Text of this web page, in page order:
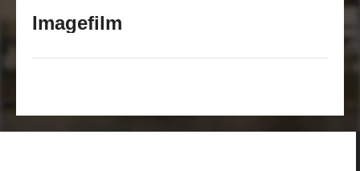
Imagefilm